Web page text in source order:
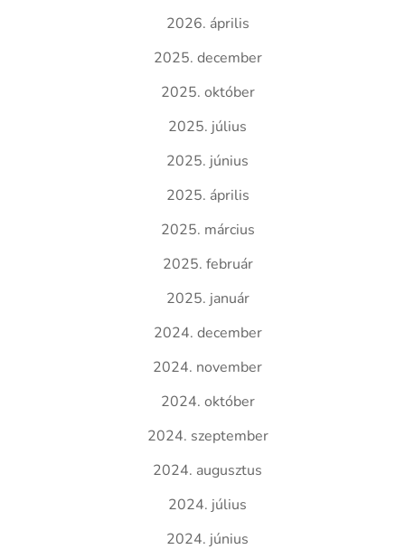
2026. április
2025. december
2025. október
2025. július
2025. június
2025. április
2025. március
2025. február
2025. január
2024. december
2024. november
2024. október
2024. szeptember
2024. augusztus
2024. július
2024. június